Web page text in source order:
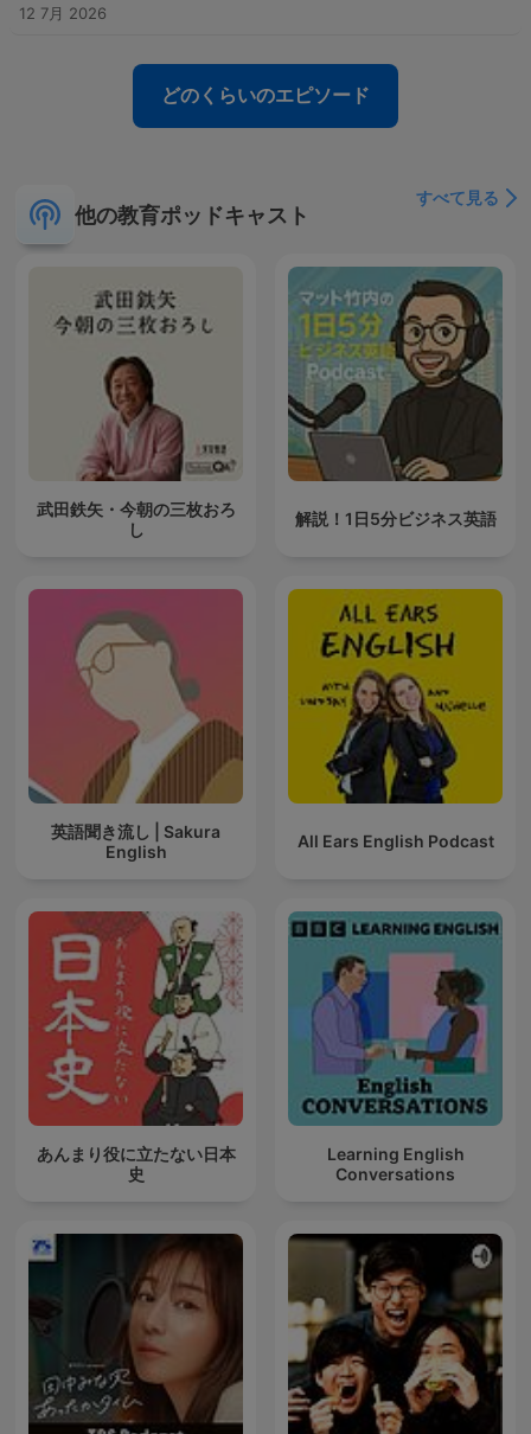
12 7月 2026
どのくらいのエピソード
他の教育ポッドキャスト
すべて見る
武田鉄矢・今朝の三枚おろ
し
解説！1日5分ビジネス英語
英語聞き流し | Sakura
English
All Ears English Podcast
あんまり役に立たない日本
史
Learning English
Conversations